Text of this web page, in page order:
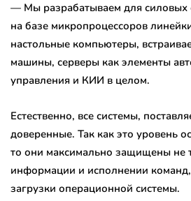
— Мы разрабатываем для силовых
на базе микропроцессоров
настольные компьютеры,
машины, серверы как элементы
управления и КИИ в целом.
Естественно, все системы,
доверенные. Так как это уровень
то они максимально защищены не
информации и исполнении
загрузки операционной системы.